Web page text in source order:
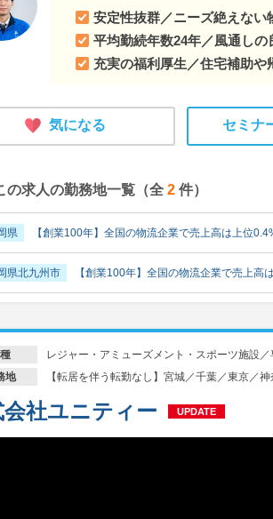
安定性抜群／ニーズ絶えない
平均勤続年数24年／風通し
充実の福利厚生／住宅補助や
気になる セミナ
の求人の勤務地一覧（全 2 件）
県 【創業100年】全国の物流企業で売上高は上位
県北九州市 【創業100年】全国の物流企業で売上高
レジャー・アミューズメント・スポーツ施設
地 【転居を伴う転勤なし】宮城／千葉／東京／
会社ユニティー UPDATE